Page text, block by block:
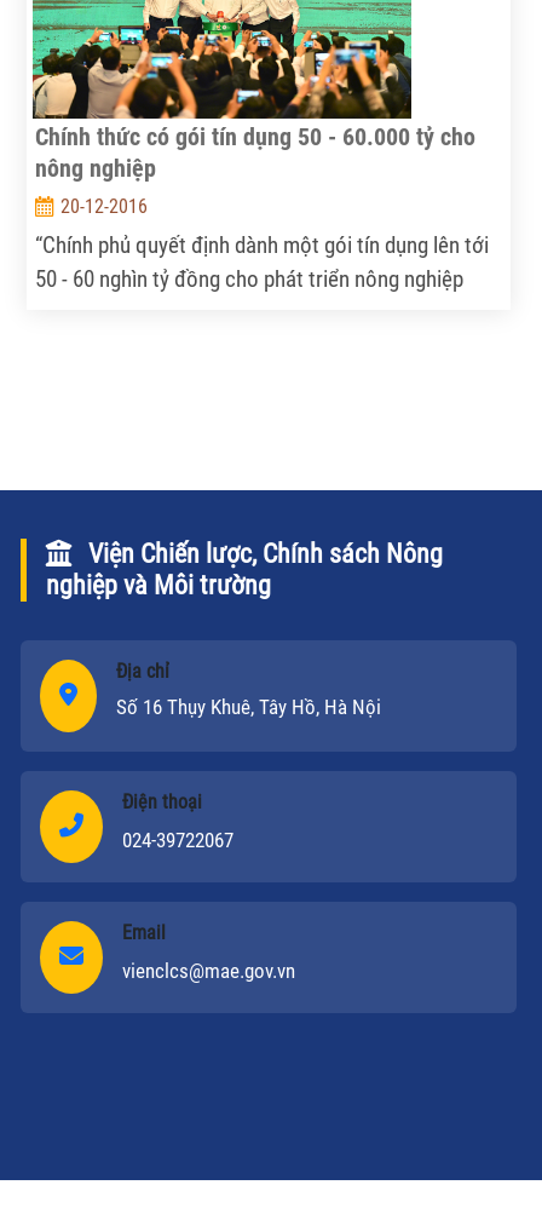
Chính thức có gói tín dụng 50 - 60.000 tỷ cho
nông nghiệp
20-12-2016
“Chính phủ quyết định dành một gói tín dụng lên tới
50 - 60 nghìn tỷ đồng cho phát triển nông nghiệp
Viện Chiến lược, Chính sách Nông
nghiệp và Môi trường
Địa chỉ
Số 16 Thụy Khuê, Tây Hồ, Hà Nội
Điện thoại
024-39722067
Email
vienclcs@mae.gov.vn